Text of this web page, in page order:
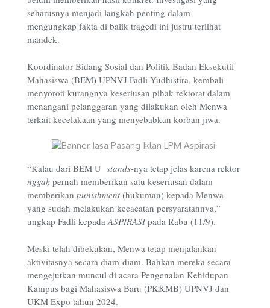
seharusnya menjadi langkah penting dalam
mengungkap fakta di balik tragedi ini justru terlihat
mandek.
Koordinator Bidang Sosial dan Politik Badan Eksekutif
Mahasiswa (BEM) UPNVJ Fadli Yudhistira, kembali
menyoroti kurangnya keseriusan pihak rektorat dalam
menangani pelanggaran yang dilakukan oleh Menwa
terkait kecelakaan yang menyebabkan korban jiwa.
“Kalau dari BEM U stands-nya tetap jelas karena rektor
nggak pernah memberikan satu keseriusan dalam
memberikan punishment(hukuman) kepada Menwa
yang sudah melakukan kecacatan persyaratannya,”
ungkap Fadli kepadaASPIRASIpada Rabu (11/9).
Meski telah dibekukan, Menwa tetap menjalankan
aktivitasnya secara diam-diam. Bahkan mereka secara
mengejutkan muncul di acara Pengenalan Kehidupan
Kampus bagi Mahasiswa Baru (PKKMB) UPNVJ dan
UKM Expo tahun 2024.